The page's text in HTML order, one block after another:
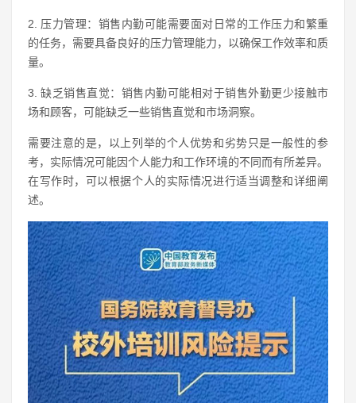
2. 压力管理：销售内勤可能需要面对日常的工作压力和繁重
的任务，需要具备良好的压力管理能力，以确保工作效率和质
量。
3. 缺乏销售直觉：销售内勤可能相对于销售外勤更少接触市
场和顾客，可能缺乏一些销售直觉和市场洞察。
需要注意的是，以上列举的个人优势和劣势只是一般性的参
考，实际情况可能因个人能力和工作环境的不同而有所差异。
在写作时，可以根据个人的实际情况进行适当调整和详细阐
述。